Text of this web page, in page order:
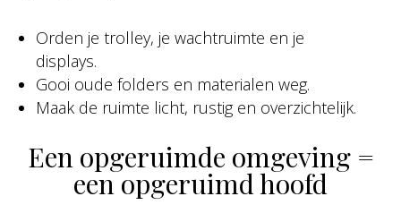
Orden je trolley, je wachtruimte en je
displays.
Gooi oude folders en materialen weg.
Maak de ruimte licht, rustig en overzichtelijk.
Een opgeruimde omgeving =
een opgeruimd hoofd